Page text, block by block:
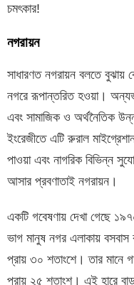
চমৎকার!
নগরায়ন
সাধারণত নগরায়ন বলতে বুঝায়
নগরে রূপান্তরিত হওয়া।
এবং সামাজিক ও অর্থনৈতিক
ইংরেজীতে এটি রুরাল
পাওয়া এবং নাগরিক বিভিন্ন
আসার প্রবণাতাই নগরায়ন।
একটি গবেষণায় দেখা গেছে
ভাগ মানুষ নগর এলাকায়
প্রায় ৩০ শতাংশে। তার মানে
প্রায় ২৫ শতাংশ। এই হারে